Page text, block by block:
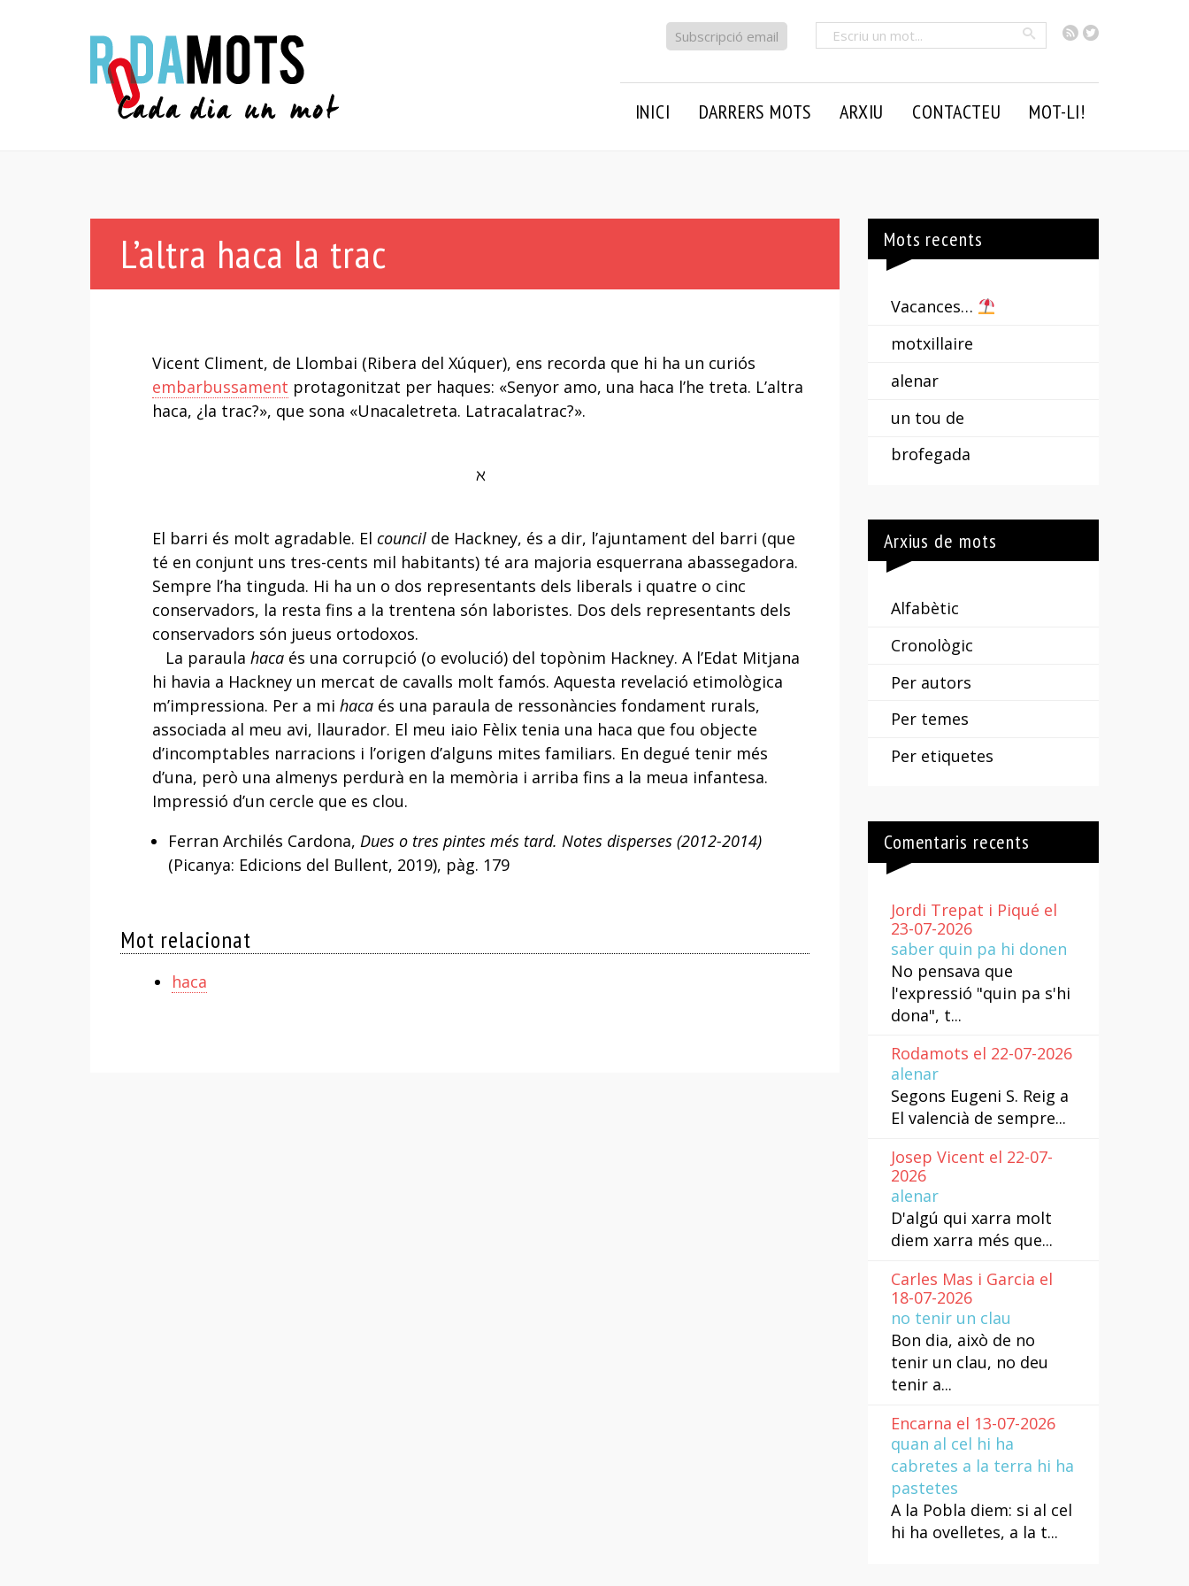
RSSTwitter
Cercar
Subscripció email
INICI DARRERS MOTS ARXIU CONTACTEU MOT-LI!
L’altra haca la trac
Vicent Climent, de Llombai (Ribera del Xúquer), ens recorda que hi ha un curiós
embarbussament protagonitzat per haques: «Senyor amo, una haca l’he treta. L’altra
haca, ¿la trac?», que sona «Unacaletreta. Latracalatrac?».
ℵ
El barri és molt agradable. El councilde Hackney, és a dir, l’ajuntament del barri (que
té en conjunt uns tres-cents mil habitants) té ara majoria esquerrana abassegadora.
Sempre l’ha tinguda. Hi ha un o dos representants dels liberals i quatre o cinc
conservadors, la resta fins a la trentena són laboristes. Dos dels representants dels
conservadors són jueus ortodoxos.
La paraula hacaés una corrupció (o evolució) del topònim Hackney. A l’Edat Mitjana
hi havia a Hackney un mercat de cavalls molt famós. Aquesta revelació etimològica
m’impressiona. Per a mi hacaés una paraula de ressonàncies fondament rurals,
associada al meu avi, llaurador. El meu iaio Fèlix tenia una haca que fou objecte
d’incomptables narracions i l’origen d’alguns mites familiars. En degué tenir més
d’una, però una almenys perdurà en la memòria i arriba fins a la meua infantesa.
Impressió d’un cercle que es clou.
Ferran Archilés Cardona, Dues o tres pintes més tard. Notes disperses (2012-2014)
(Picanya: Edicions del Bullent, 2019), pàg. 179
Mot relacionat
haca
Mots recents
Vacances…
motxillaire
alenar
un tou de
brofegada
Arxius de mots
Alfabètic
Cronològic
Per autors
Per temes
Per etiquetes
Comentaris recents
Jordi Trepat i Piqué el
23-07-2026
saber quin pa hi donen
No pensava que
l'expressió "quin pa s'hi
dona", t...
Rodamots el 22-07-2026
alenar
Segons Eugeni S. Reig a
El valencià de sempre...
Josep Vicent el 22-07-
2026
alenar
D'algú qui xarra molt
diem xarra més que...
Carles Mas i Garcia el
18-07-2026
no tenir un clau
Bon dia, això de no
tenir un clau, no deu
tenir a...
Encarna el 13-07-2026
quan al cel hi ha
cabretes a la terra hi ha
pastetes
A la Pobla diem: si al cel
hi ha ovelletes, a la t...